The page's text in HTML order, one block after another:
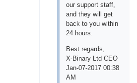
our support staff,
and they will get
back to you within
24 hours.
Best regards,
X-Binary Ltd CEO
Jan-07-2017 00:38
AM